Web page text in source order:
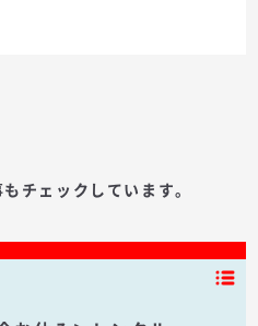
チェックしています。